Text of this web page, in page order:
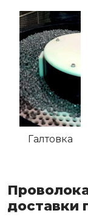
Галтовка
доставки